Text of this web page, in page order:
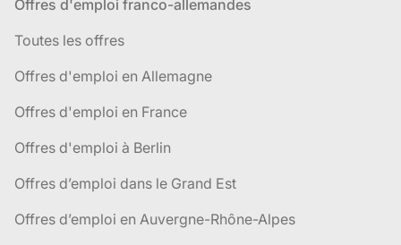
Offres d'emploi franco-allemandes
Toutes les offres
Offres d'emploi en Allemagne
Offres d'emploi en France
Offres d'emploi à Berlin
Offres d’emploi dans le Grand Est
Offres d’emploi en Auvergne-Rhône-Alpes